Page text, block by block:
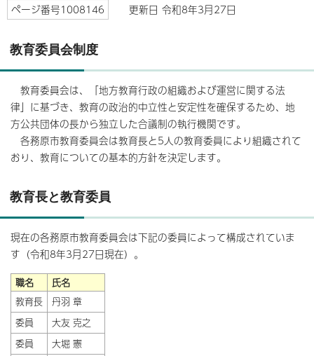
ページ番号1008146 更新日 令和8年3月27日
教育委員会制度
教育委員会は、「地方教育行政の組織および運営に関する法
律」に基づき、教育の政治的中立性と安定性を確保するため、地
方公共団体の長から独立した合議制の執行機関です。
各務原市教育委員会は教育長と5人の教育委員により組織されて
おり、教育についての基本的方針を決定します。
教育長と教育委員
現在の各務原市教育委員会は下記の委員によって構成されていま
す（令和8年3月27日現在）。
職名
氏名
教育長
丹羽 章
委員
大友 克之
委員
大堀 憲